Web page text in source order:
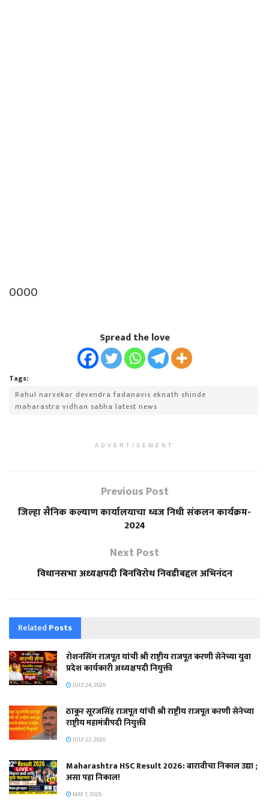
0000
Spread the love
Tags:
Rahul narvekar devendra fadanavis eknath shinde
maharastra vidhan sabha latest news
ADVERTISEMENT
Previous Post
जिल्हा सैनिक कल्याण कार्यालयाचा ध्वज निधी संकलन कार्यक्रम-
2024
Next Post
विधानसभा अध्यक्षपदी बिनविरोध निवडीबद्दल अभिनंदन
Related Posts
रोशनसिंग राजपूत यांची श्री राष्ट्रीय राजपूत करणी सेनेच्या युवा
प्रदेश कार्यकारी अध्यक्षपदी नियुक्ती
JULY 24, 2026
ठाकूर सूरजसिंह राजपूत यांची श्री राष्ट्रीय राजपूत करणी सेनेच्या
राष्ट्रीय महामंत्रीपदी नियुक्ती
JULY 23, 2026
Maharashtra HSC Result 2026: बारावीचा निकाल उद्या ;
असा पहा निकाल!
MAY 1, 2026